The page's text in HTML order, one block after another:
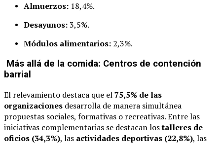
Almuerzos: 18,4%.
Desayunos:3,5%.
Módulos alimentarios: 2,3%.
Más allá de la comida: Centros de contención
barrial
El relevamiento destaca que el75,5% de las
organizaciones desarrolla de manera simultánea
propuestas sociales, formativas o recreativas. Entre las
iniciativas complementarias se destacan lostalleres de
oficios (34,3%), las actividades deportivas (22,8%), las